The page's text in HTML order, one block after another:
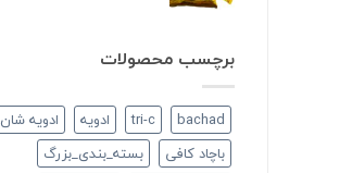
برچسب محصولات
bachad
tri-c ادویه
ادویه شان
باچاد کافی
بسته_بندی_بزرگ